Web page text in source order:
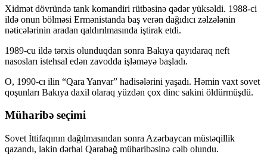
Xidmət dövründə tank komandiri rütbəsinə qədər yüksəldi. 1988-ci
ildə onun bölməsi Ermənistanda baş verən dağıdıcı zəlzələnin
nəticələrinin aradan qaldırılmasında iştirak etdi.
1989-cu ildə tərxis olunduqdan sonra Bakıya qayıdaraq neft
nasosları istehsal edən zavodda işləməyə başladı.
O, 1990-cı ilin “Qara Yanvar” hadisələrini yaşadı. Həmin vaxt sovet
qoşunları Bakıya daxil olaraq yüzdən çox dinc sakini öldürmüşdü.
Müharibə seçimi
Sovet İttifaqının dağılmasından sonra Azərbaycan müstəqillik
qazandı, lakin dərhal Qarabağ müharibəsinə cəlb olundu.